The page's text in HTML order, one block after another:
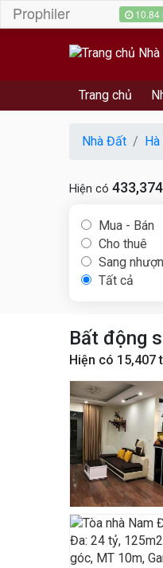
Trang chủ
Nhà Đất
Hiện có 433,374
Mua - Bán
Cho thuê
Sang
Tất cả
Bất động
Hiện có 15,407
Prophiler 10.84